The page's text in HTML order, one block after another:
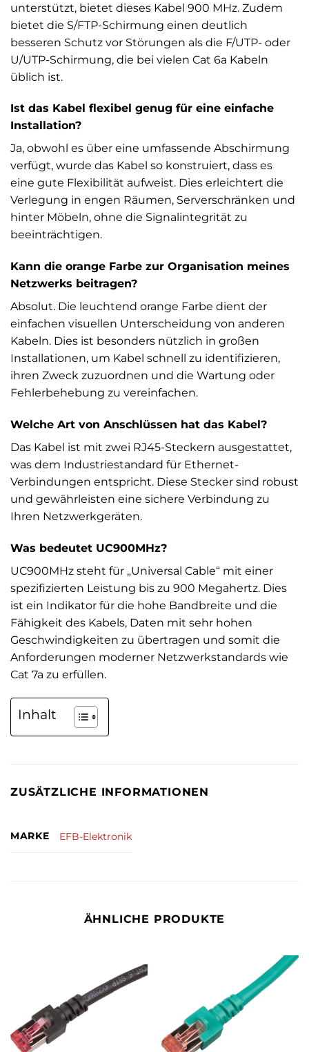
unterstützt, bietet dieses Kabel 900 MHz. Zudem
bietet die S/FTP-Schirmung einen deutlich
besseren Schutz vor Störungen als die F/UTP- oder
U/UTP-Schirmung, die bei vielen Cat 6a Kabeln
üblich ist.
Ist das Kabel flexibel genug für eine einfache
Installation?
Ja, obwohl es über eine umfassende Abschirmung
verfügt, wurde das Kabel so konstruiert, dass es
eine gute Flexibilität aufweist. Dies erleichtert die
Verlegung in engen Räumen, Serverschränken und
hinter Möbeln, ohne die Signalintegrität zu
beeinträchtigen.
Kann die orange Farbe zur Organisation meines
Netzwerks beitragen?
Absolut. Die leuchtend orange Farbe dient der
einfachen visuellen Unterscheidung von anderen
Kabeln. Dies ist besonders nützlich in großen
Installationen, um Kabel schnell zu identifizieren,
ihren Zweck zuzuordnen und die Wartung oder
Fehlerbehebung zu vereinfachen.
Welche Art von Anschlüssen hat das Kabel?
Das Kabel ist mit zwei RJ45-Steckern ausgestattet,
was dem Industriestandard für Ethernet-
Verbindungen entspricht. Diese Stecker sind robust
und gewährleisten eine sichere Verbindung zu
Ihren Netzwerkgeräten.
Was bedeutet UC900MHz?
UC900MHz steht für „Universal Cable“ mit einer
spezifizierten Leistung bis zu 900 Megahertz. Dies
ist ein Indikator für die hohe Bandbreite und die
Fähigkeit des Kabels, Daten mit sehr hohen
Geschwindigkeiten zu übertragen und somit die
Anforderungen moderner Netzwerkstandards wie
Cat 7a zu erfüllen.
Inhalt
ZUSÄTZLICHE INFORMATIONEN
MARKE EFB-Elektronik
ÄHNLICHE PRODUKTE